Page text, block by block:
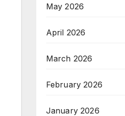
May 2026
April 2026
March 2026
February 2026
January 2026